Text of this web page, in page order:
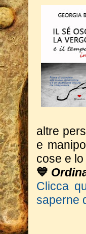
altre
e
cose e
💙
Clicca
saperne